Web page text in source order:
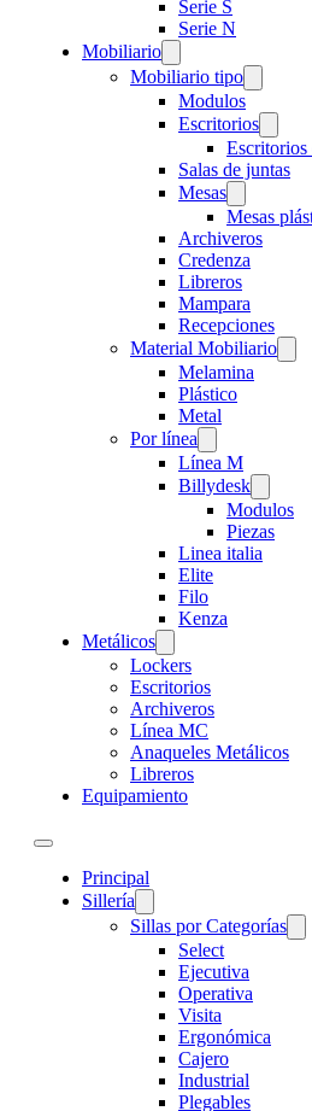
Serie S
Serie N
Mobiliario
Mobiliario tipo
Modulos
Escritorios
Escritorios
Salas de juntas
Mesas
Mesas
Archiveros
Credenza
Libreros
Mampara
Recepciones
Material Mobiliario
Melamina
Plástico
Metal
Por línea
Línea M
Billydesk
Modulos
Piezas
Linea italia
Elite
Filo
Kenza
Metálicos
Lockers
Escritorios
Archiveros
Línea MC
Anaqueles Metálicos
Libreros
Equipamiento
Principal
Sillería
Sillas por Categorías
Select
Ejecutiva
Operativa
Visita
Ergonómica
Cajero
Industrial
Plegables